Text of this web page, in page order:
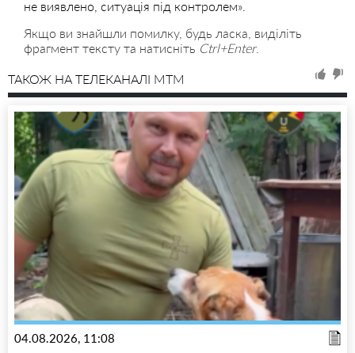
не виявлено, ситуація під контролем».
Якщо ви знайшли помилку, будь ласка, виділіть
фрагмент тексту та натисніть Ctrl+Enter.
ТАКОЖ НА ТЕЛЕКАНАЛІ MTM
04.08.2026, 11:08